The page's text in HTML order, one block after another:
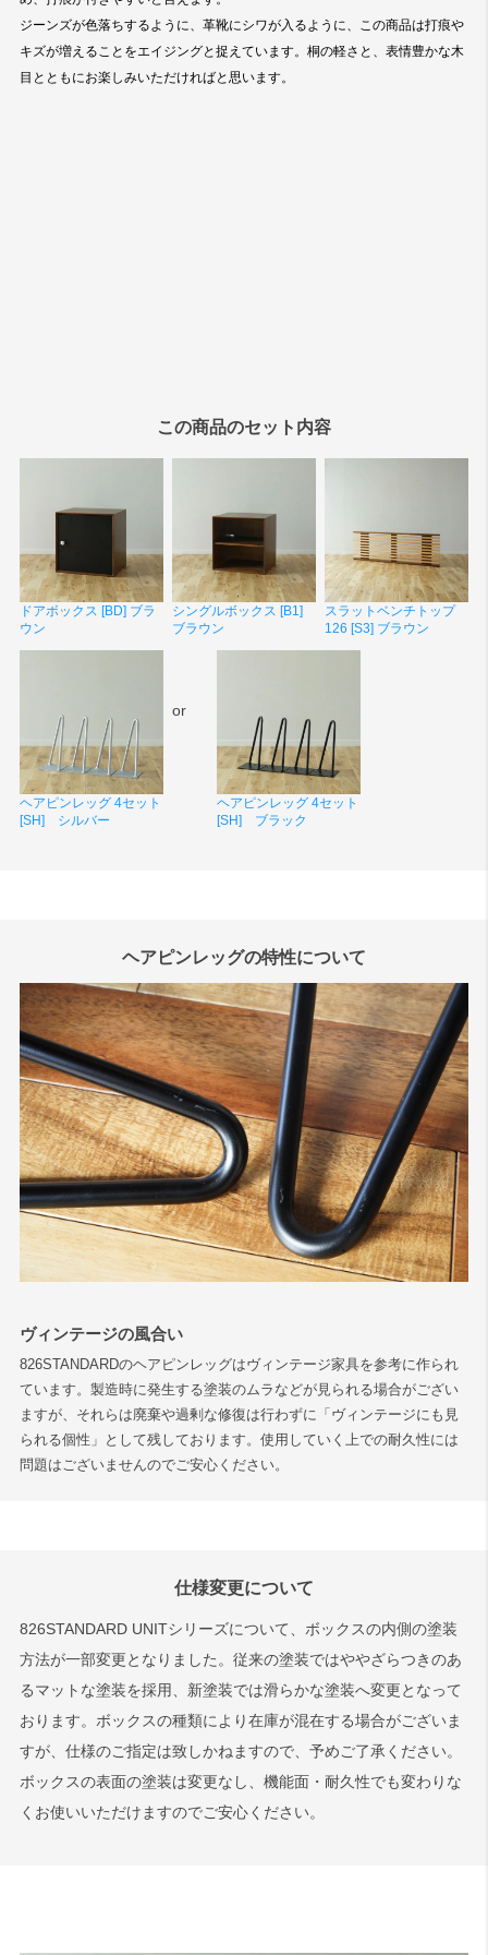
この商品のセット内容
ドアボックス [BD] ブラ
ウン
シングルボックス [B1]
ブラウン
スラットベンチトップ
126 [S3] ブラウン
ヘアピンレッグ 4セット
[SH] シルバー
or
ヘアピンレッグ 4セット
[SH] ブラック
ヘアピンレッグの特性について
ヴィンテージの風合い
826STANDARDのヘアピンレッグはヴィンテージ家具を参考に作られ
ています。製造時に発生する塗装のムラなどが見られる場合がござい
ますが、それらは廃棄や過剰な修復は行わずに「ヴィンテージにも見
られる個性」として残しております。使用していく上での耐久性には
問題はございませんのでご安心ください。
仕様変更について
826STANDARD UNITシリーズについて、ボックスの内側の塗装
方法が一部変更となりました。従来の塗装ではややざらつきのあ
るマットな塗装を採用、新塗装では滑らかな塗装へ変更となって
おります。ボックスの種類により在庫が混在する場合がございま
すが、仕様のご指定は致しかねますので、予めご了承ください。
ボックスの表面の塗装は変更なし、機能面・耐久性でも変わりな
くお使いいただけますのでご安心ください。